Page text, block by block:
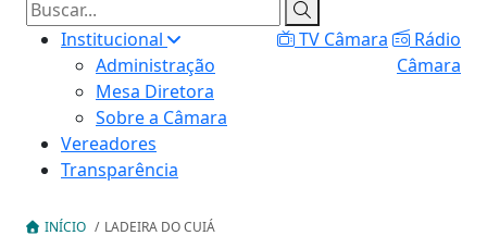
Institucional
Administração
Mesa Diretora
Sobre a Câmara
Vereadores
Transparência
TV Câmara
Rádio
Câmara
INÍCIO / LADEIRA DO CUIÁ